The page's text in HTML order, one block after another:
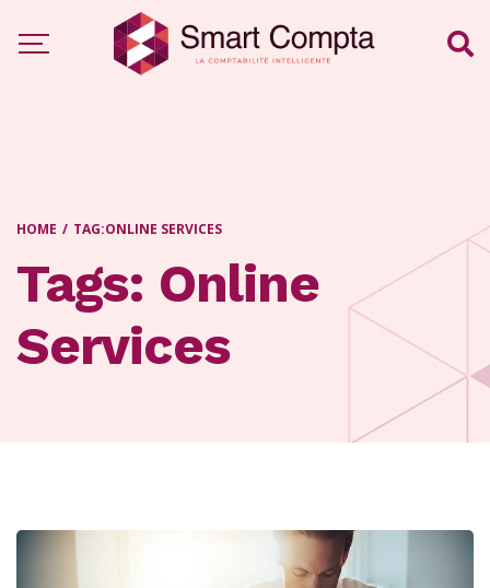
Tags: Online
Services
HOME / TAG:ONLINE SERVICES